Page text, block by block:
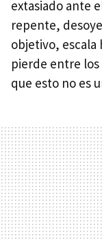
extasiado ante
repente,
objetivo, escala
pierde entre los
que esto no es